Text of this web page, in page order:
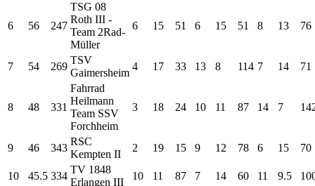
6 56 247
TSG 08
Roth III -
Team 2Rad-
Müller
6 15 51 6 15 51 8 13 76
7 54 269
TSV
Gaimersheim
4 17 33 13 8 114 7 14 71
8 48 331
Fahrrad
Heilmann
Team SSV
Forchheim
3 18 24 10 11 87 14 7
9 46 343
RSC
Kempten II
2 19 15 9 12 78 6 15 70
10 45.5 334
TV 1848
Erlangen III
10 11 87 7 14 60 11 9.5